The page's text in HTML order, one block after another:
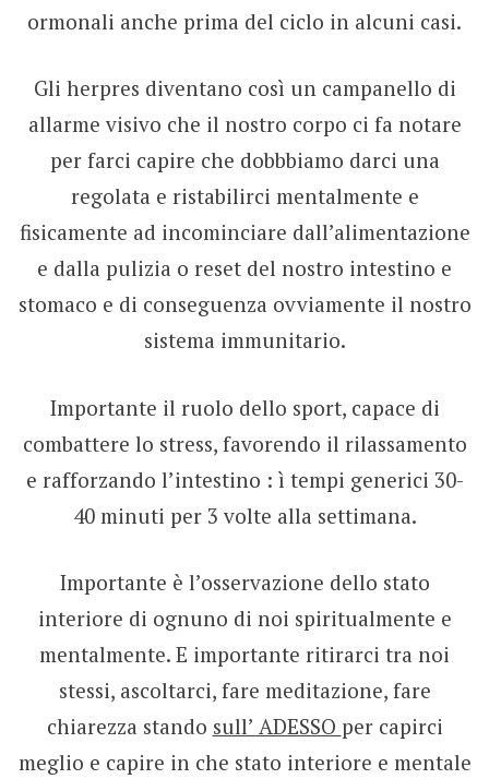
ormonali anche prima del ciclo in alcuni casi.
Gli herpres diventano così un campanello di
allarme visivo che il nostro corpo ci fa notare
per farci capire che dobbbiamo darci una
regolata e ristabilirci mentalmente e
fisicamente ad incominciare dall’alimentazione
e dalla pulizia o reset del nostro intestino e
stomaco e di conseguenza ovviamente il nostro
sistema immunitario.
Importante il ruolo dello sport, capace di
combattere lo stress, favorendo il rilassamento
e rafforzando l’intestino : ì tempi generici 30-
40 minuti per 3 volte alla settimana.
Importante è l’osservazione dello stato
interiore di ognuno di noi spiritualmente e
mentalmente. E importante ritirarci tra noi
stessi, ascoltarci, fare meditazione, fare
chiarezza stando sull’ ADESSO per capirci
meglio e capire in che stato interiore e mentale